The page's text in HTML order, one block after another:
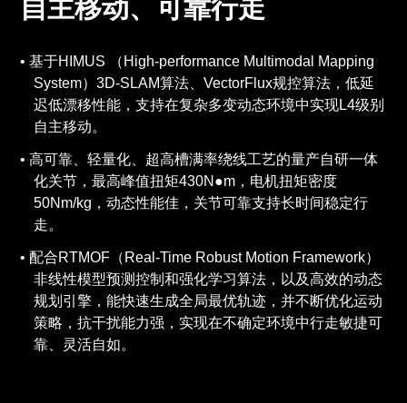
自主移动、可靠行走
基于HIMUS （High-performance Multimodal Mapping
System）3D-SLAM算法、VectorFlux规控算法，低延
迟低漂移性能，支持在复杂多变动态环境中实现L4级别
自主移动。
高可靠、轻量化、超高槽满率绕线工艺的量产自研一体
化关节，最高峰值扭矩430N●m，电机扭矩密度
50Nm/kg，动态性能佳，关节可靠支持长时间稳定行
走。
配合RTMOF（Real-Time Robust Motion Framework）
非线性模型预测控制和强化学习算法，以及高效的动态
规划引擎，能快速生成全局最优轨迹，并不断优化运动
策略，抗干扰能力强，实现在不确定环境中行走敏捷可
靠、灵活自如。